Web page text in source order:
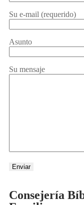
Su e-mail (requerido)
Asunto
Su mensaje
Consejería